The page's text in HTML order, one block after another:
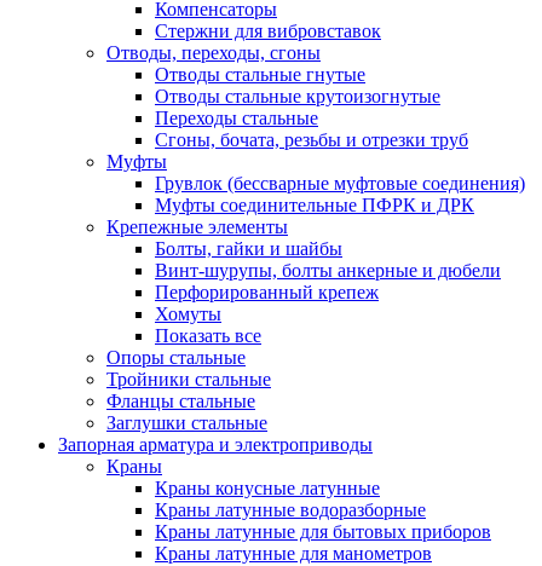
Компенсаторы
Стержни для вибровставок
Отводы, переходы, сгоны
Отводы стальные гнутые
Отводы стальные крутоизогнутые
Переходы стальные
Сгоны, бочата, резьбы и отрезки труб
Муфты
Грувлок (бессварные муфтовые соединения)
Муфты соединительные ПФРК и ДРК
Крепежные элементы
Болты, гайки и шайбы
Винт-шурупы, болты анкерные и дюбели
Перфорированный крепеж
Хомуты
Показать все
Опоры стальные
Тройники стальные
Фланцы стальные
Заглушки стальные
Запорная арматура и электроприводы
Краны
Краны конусные латунные
Краны латунные водоразборные
Краны латунные для бытовых приборов
Краны латунные для манометров